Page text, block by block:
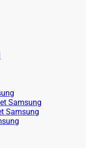
Samsung
Samsung